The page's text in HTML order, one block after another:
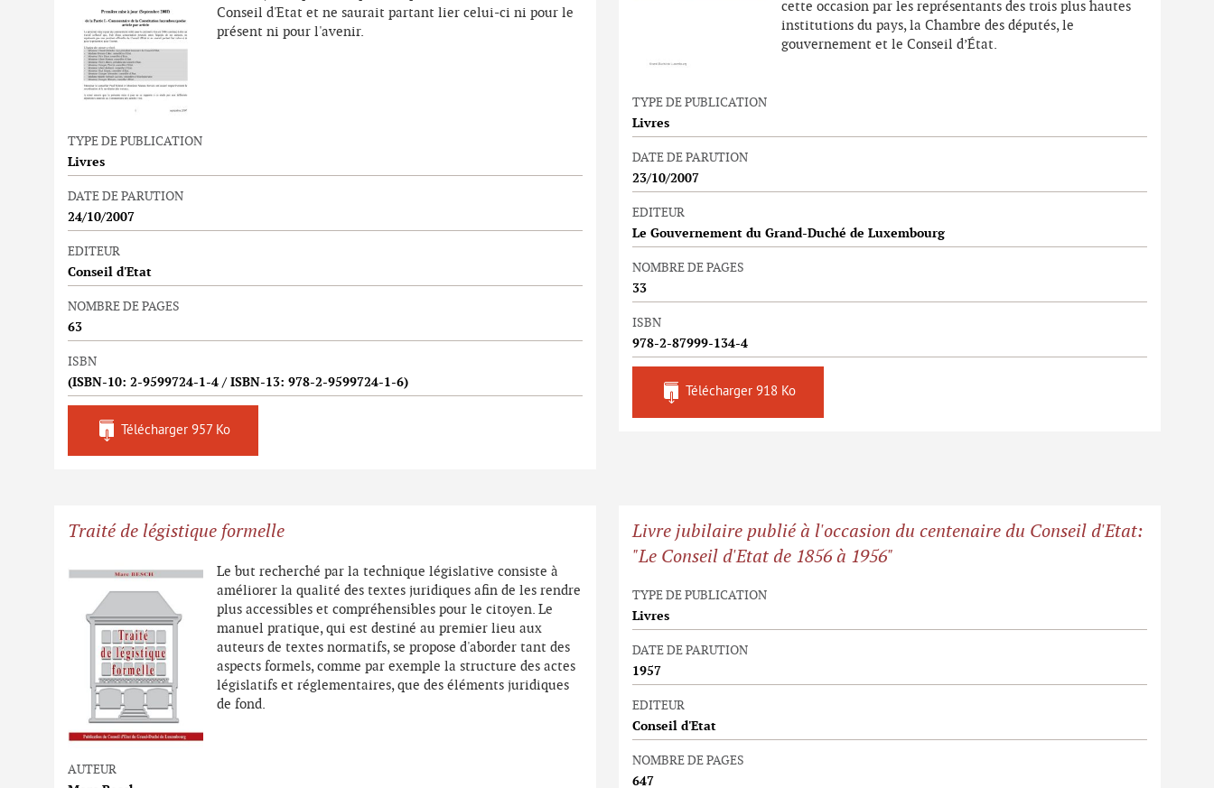
Conseil d'Etat et ne saurait partant lier celui-ci ni pour le
présent ni pour l'avenir.
TYPE DE PUBLICATION
Livres
DATE DE PARUTION
24/10/2007
EDITEUR
Conseil d'Etat
NOMBRE DE PAGES
63
ISBN
(ISBN-10: 2-9599724-1-4 / ISBN-13: 978-2-9599724-1-6)
Télécharger 957 Ko
cette occasion par les représentants des trois plus hautes
institutions du pays, la Chambre des députés, le
gouvernement et le Conseil d’État.
TYPE DE PUBLICATION
Livres
DATE DE PARUTION
23/10/2007
EDITEUR
Le Gouvernement du Grand-Duché de Luxembourg
NOMBRE DE PAGES
33
ISBN
978-2-87999-134-4
Télécharger 918 Ko
Traité de légistique formelle
Le but recherché par la technique législative consiste à
améliorer la qualité des textes juridiques afin de les rendre
plus accessibles et compréhensibles pour le citoyen. Le
manuel pratique, qui est destiné au premier lieu aux
auteurs de textes normatifs, se propose d'aborder tant des
aspects formels, comme par exemple la structure des actes
législatifs et réglementaires, que des éléments juridiques
de fond.
AUTEUR
Livre jubilaire publié à l'occasion du centenaire du Conseil d'Etat:
"Le Conseil d'Etat de 1856 à 1956"
TYPE DE PUBLICATION
Livres
DATE DE PARUTION
1957
EDITEUR
Conseil d'Etat
NOMBRE DE PAGES
647